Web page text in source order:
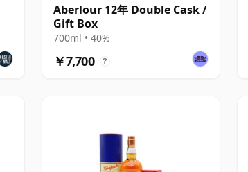
Aberlour 12年 Double Cask /
Gift Box
700ml • 40%
￥7,700 ?